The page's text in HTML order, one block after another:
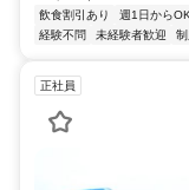
飲食割引あり 週1日からOK
経験不問
未経験者歓迎
正社員